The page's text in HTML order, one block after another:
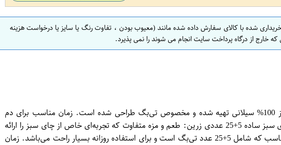
شده با کالای سفارش داده شده مانند (معیوب بودن ، تفاوت رنگ یا سایز یا درخواست هزینه
از درگاه پرداخت سایت انجام می شوند را نمی پذیرد.
چای سبز ساده 5+25 عددی زرین یک گزینه عالی برای دوستداران چای سبز است. این محصول از چای خالص و ممتاز 100% سیلانی تهیه شده و مخصوص تی‌بگ طراحی شده است. زمان مناسب برای دم
کشیدن این چای 3 دقیقه است و دارای مجوزهای وزارت بهداشت و درمان جمهوری اسلامی ایران می‌باشد. ویژگی‌های چای سبز ساده 5+25 عددی زرین: طعم و مزه متفاوت که تجربه‌ای خاص از چای سبز را ارائه
می‌دهد. خواص سلامتی شامل دفع سموم بدن، تقویت حافظه، ضد افسردگی و ایجاد نشاط و سرزندگی. بسته‌بندی مناسب که شامل 5+25 عدد تی‌بگ است و برای استفاده روزانه بسیار راحت می‌باشد. زمان